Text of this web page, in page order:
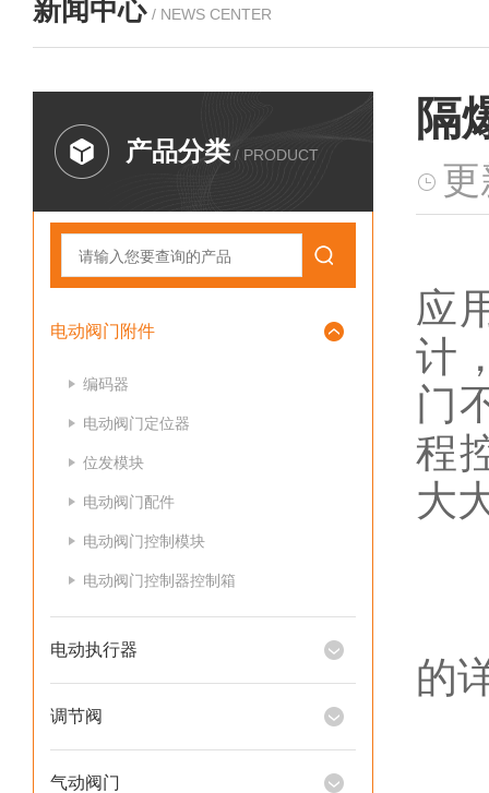
新闻中心 / NEWS CENTER
产品分类 / PRODUCT
电动阀门附件
编码器
电动阀门定位器
位发模块
电动阀门配件
电动阀门控制模块
电动阀门控制器控制箱
电动执行器
调节阀
气动阀门
隔
应
计
门
程
大
的